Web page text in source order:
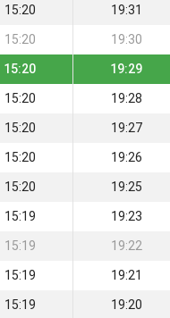
15:20 19:31
15:20 19:30
15:20 19:29
15:20 19:28
15:20 19:27
15:20 19:26
15:20 19:25
15:19 19:23
15:19 19:22
15:19 19:21
15:19 19:20